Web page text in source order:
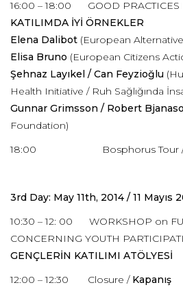
16:00 – 18:00 GOOD PRACTICES
KATILIMDA İYİ ÖRNEKLER
Elena Dalibot (European
Elisa Bruno (European Citizens
Şehnaz Layıkel / Can Feyzioğlu
Health Initiative / Ruh Sağlığında
Gunnar Grimsson / Robert
Foundation)
18:00 Bosphorus Tour
3rd Day: May 11th, 2014 / 11 Mayıs
10:30 – 12: 00 WORKSHOP on
CONCERNING YOUTH
GENÇLERİN KATILIMI ATÖLYESİ
12:00 – 12:30 Closure / Kapanış